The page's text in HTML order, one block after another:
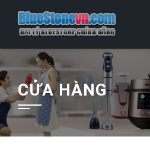
CỬA HÀNG